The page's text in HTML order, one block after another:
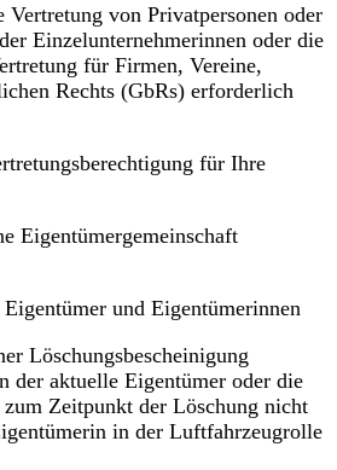
von Privatpersonen oder
Einzelunternehmerinnen oder die
für Firmen, Vereine,
Rechts (GbRs) erforderlich
für Ihre
Eigentümergemeinschaft
und Eigentümerinnen
Löschungsbescheinigung
der aktuelle Eigentümer oder die
Zeitpunkt der Löschung nicht
in der Luftfahrzeugrolle